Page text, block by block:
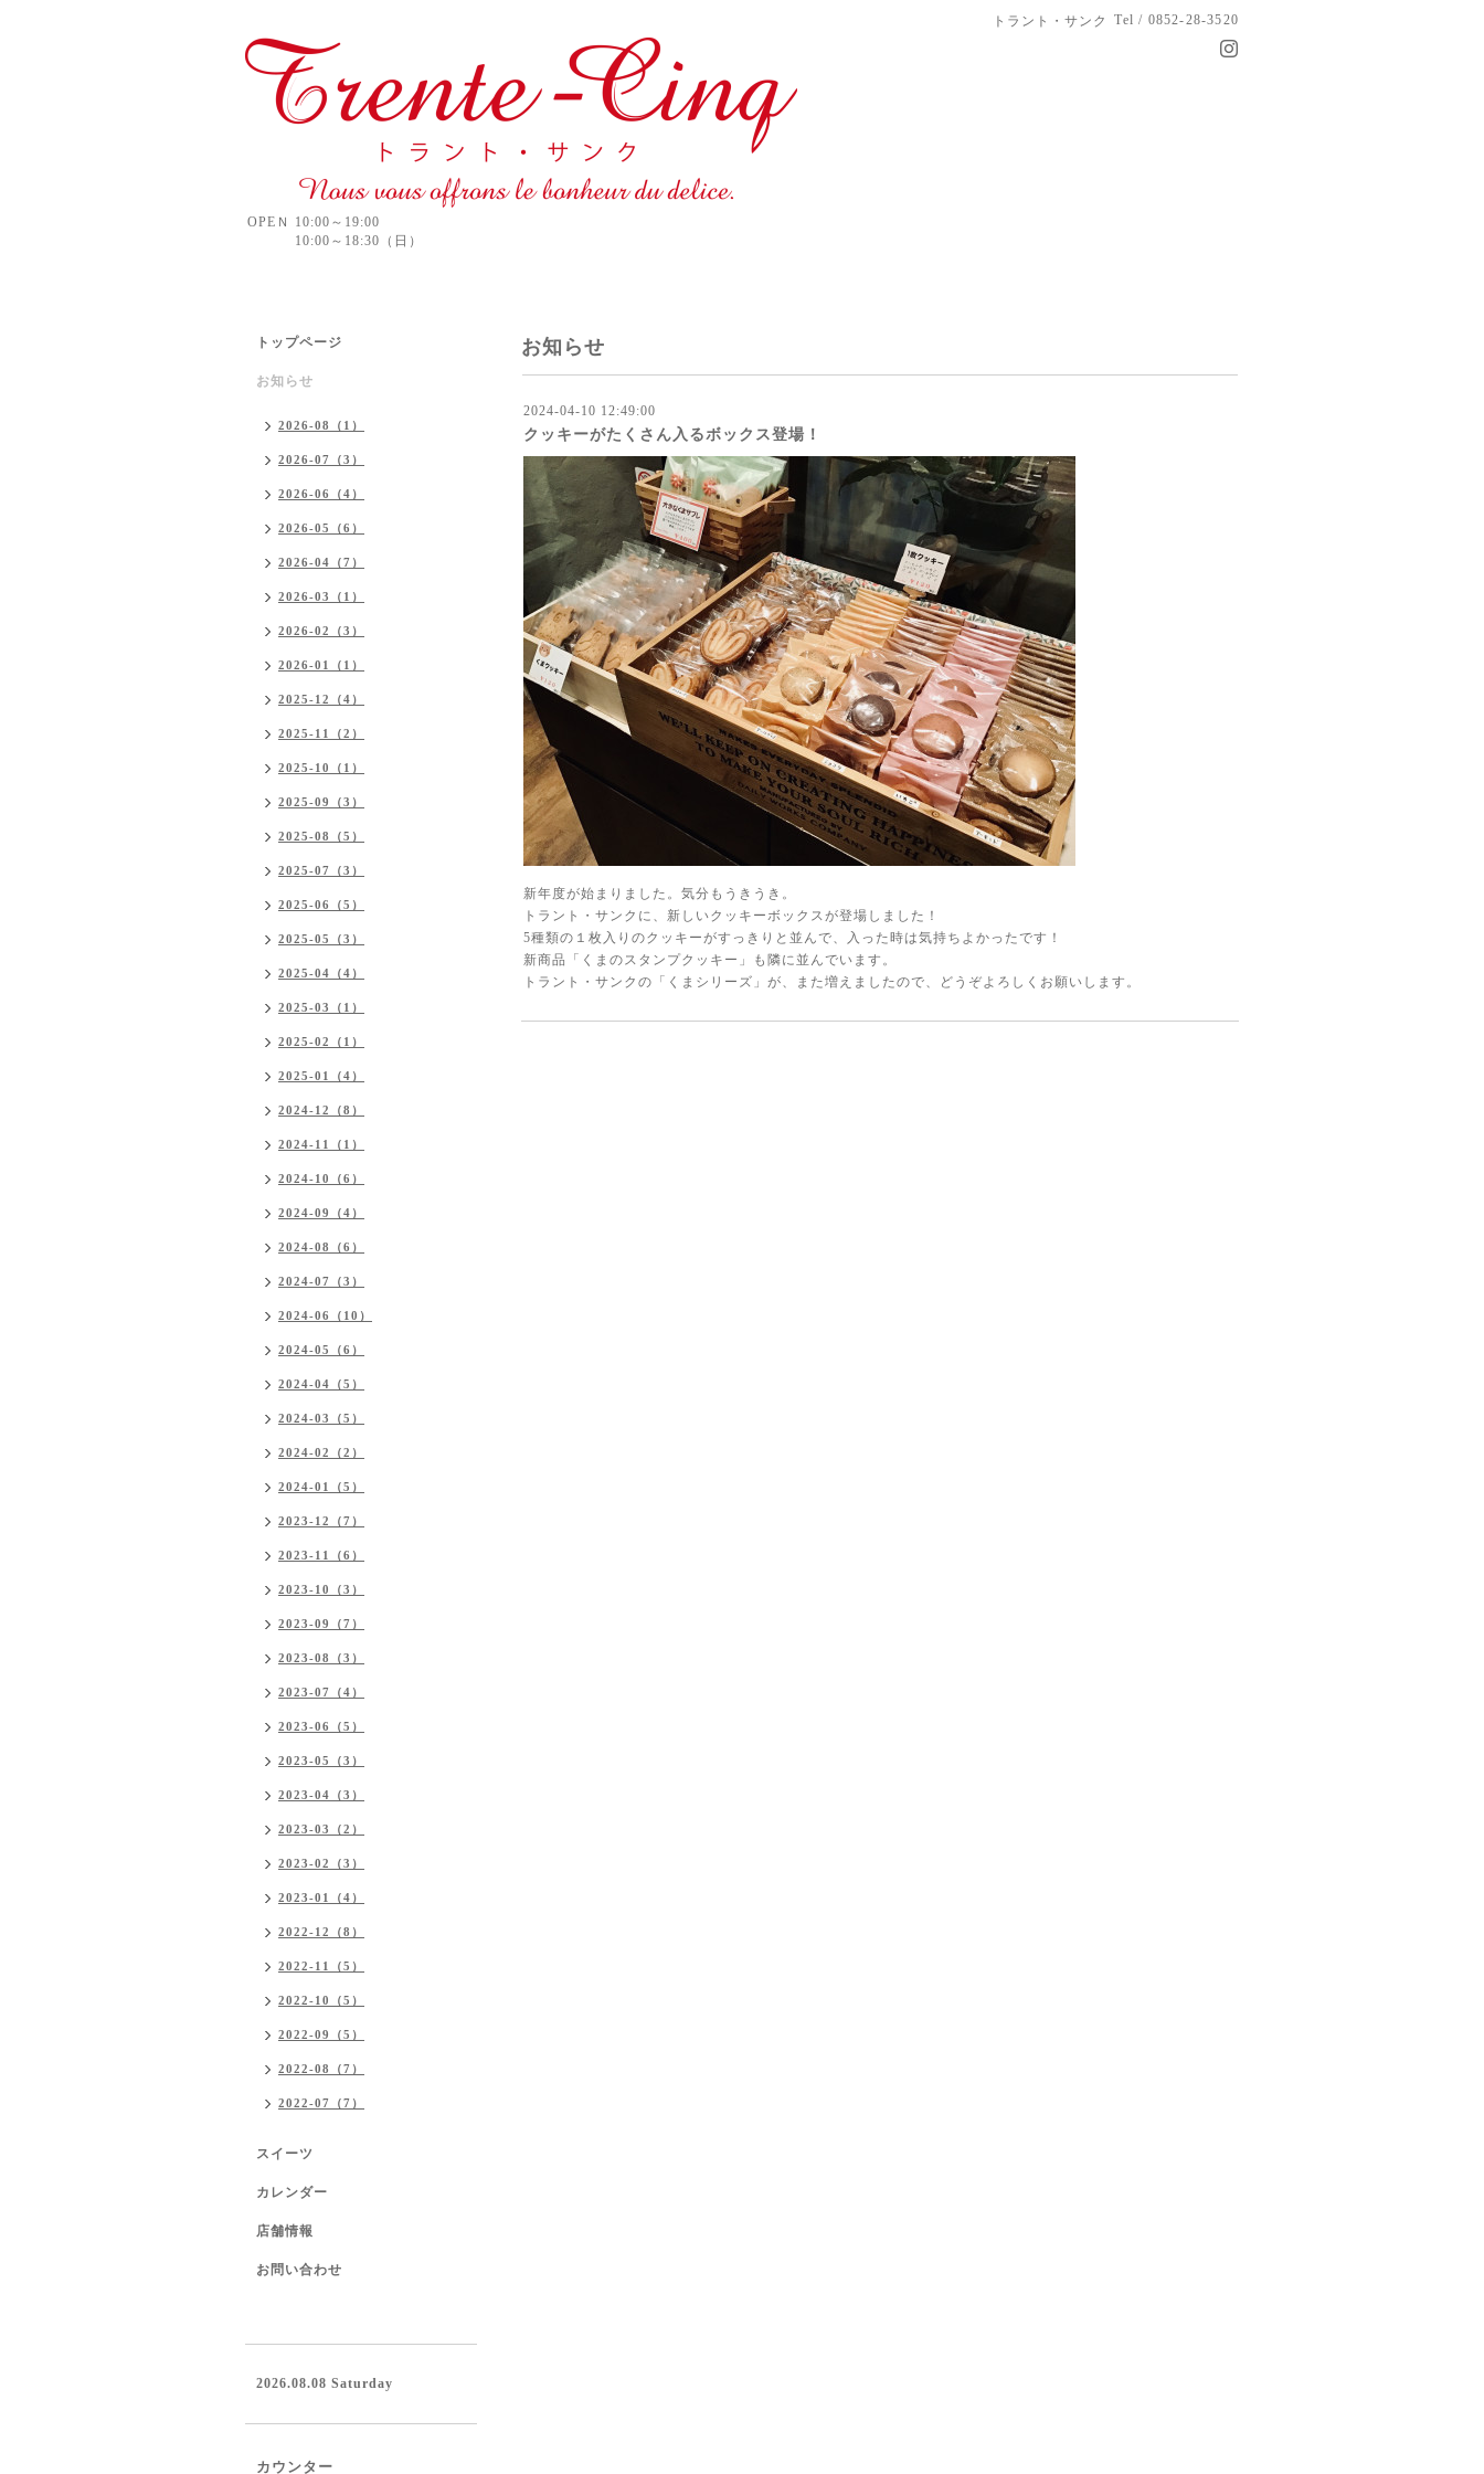
トラント・サンク Tel / 0852-28-3520
OPEＮ 10:00～19:00
10:00～18:30（日）
お知らせ
2024-04-10 12:49:00
クッキーがたくさん入るボックス登場！
新年度が始まりました。気分もうきうき。
トラント・サンクに、新しいクッキーボックスが登場しました！
5種類の１枚入りのクッキーがすっきりと並んで、入った時は気持ちよかったです！
新商品「くまのスタンプクッキー」も隣に並んでいます。
トラント・サンクの「くまシリーズ」が、また増えましたので、どうぞよろしくお願いします。
トップページ
お知らせ
2026-08（1）
2026-07（3）
2026-06（4）
2026-05（6）
2026-04（7）
2026-03（1）
2026-02（3）
2026-01（1）
2025-12（4）
2025-11（2）
2025-10（1）
2025-09（3）
2025-08（5）
2025-07（3）
2025-06（5）
2025-05（3）
2025-04（4）
2025-03（1）
2025-02（1）
2025-01（4）
2024-12（8）
2024-11（1）
2024-10（6）
2024-09（4）
2024-08（6）
2024-07（3）
2024-06（10）
2024-05（6）
2024-04（5）
2024-03（5）
2024-02（2）
2024-01（5）
2023-12（7）
2023-11（6）
2023-10（3）
2023-09（7）
2023-08（3）
2023-07（4）
2023-06（5）
2023-05（3）
2023-04（3）
2023-03（2）
2023-02（3）
2023-01（4）
2022-12（8）
2022-11（5）
2022-10（5）
2022-09（5）
2022-08（7）
2022-07（7）
スイーツ
カレンダー
店舗情報
お問い合わせ
2026.08.08 Saturday
カウンター